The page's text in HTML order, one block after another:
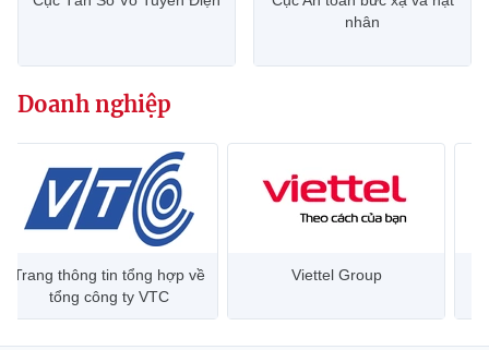
nhân
Doanh nghiệp
Trang thông tin tổng hợp về
tổng công ty VTC
Viettel Group